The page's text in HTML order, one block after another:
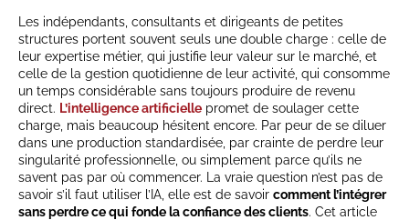
Les indépendants, consultants et dirigeants de petites
structures portent souvent seuls une double charge : celle de
leur expertise métier, qui justifie leur valeur sur le marché, et
celle de la gestion quotidienne de leur activité, qui consomme
un temps considérable sans toujours produire de revenu
direct. L’intelligence artificielle promet de soulager cette
charge, mais beaucoup hésitent encore. Par peur de se diluer
dans une production standardisée, par crainte de perdre leur
singularité professionnelle, ou simplement parce qu’ils ne
savent pas par où commencer. La vraie question n’est pas de
savoir s’il faut utiliser l’IA, elle est de savoir comment l’intégrer
sans perdre ce qui fonde la confiance des clients. Cet article